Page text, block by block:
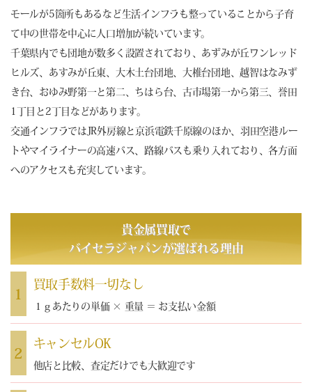
モールが5箇所もあるなど生活インフラも整っていることから子育
て中の世帯を中心に人口増加が続いています。
千葉県内でも団地が数多く設置されており、あずみが丘ワンレッド
ヒルズ、あすみが丘東、大木土台団地、大椎台団地、越智はなみず
き台、おゆみ野第一と第二、ちはら台、古市場第一から第三、誉田
1丁目と2丁目などがあります。
交通インフラではJR外房線と京浜電鉄千原線のほか、羽田空港ルー
トやマイライナーの高速バス、路線バスも乗り入れており、各方面
へのアクセスも充実しています。
貴金属買取で
バイセラジャパンが選ばれる理由
1
買取手数料一切なし
１ｇあたりの単価 × 重量 ＝ お支払い金額
2
キャンセルOK
他店と比較、査定だけでも大歓迎です